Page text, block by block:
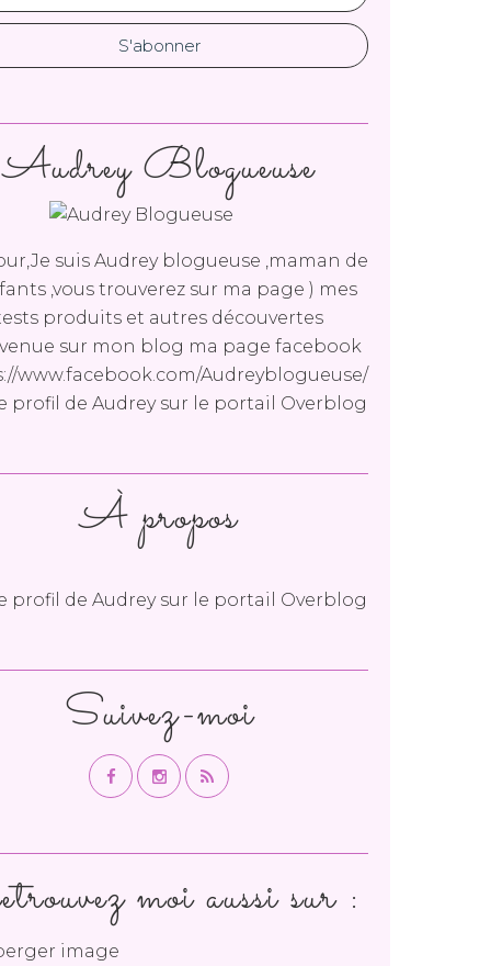
Audrey Blogueuse
suis Audrey blogueuse ,maman de
,vous trouverez sur ma page ) mes
produits et autres découvertes
sur mon blog ma page facebook
www.facebook.com/Audreyblogueuse/
profil de Audreysur le portail Overblog
Suivez-moi
À propos
profil de Audreysur le portail Overblog
moi aussi sur :